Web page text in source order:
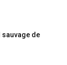
sauvage de